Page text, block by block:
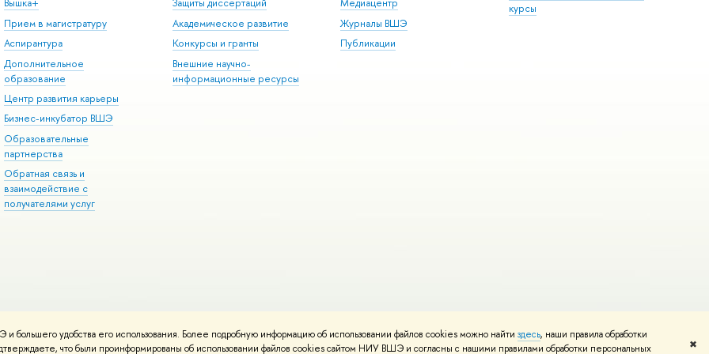
удобства его использования. Более подробную информацию об использовании файлов cookies можно найти здесь, наши правила обработки
что были проинформированы об использовании файлов cookies сайтом НИУ ВШЭ и согласны с нашими правилами обработки персональных ✖
Вышка+
Прием в магистратуру
Аспирантура
Дополнительное
образование
Центр развития карьеры
Бизнес-инкубатор ВШЭ
Образовательные
партнерства
Обратная связь и
взаимодействие с
получателями услуг
Защиты диссертаций
Академическое развитие
Конкурсы и гранты
Внешние научно-
информационные ресурсы
Медиацентр
Журналы ВШЭ
Публикации
курсы
Редактору
Условия использования материалов Политика конфиденциальности Карта сайта
вШколе дизайна НИУ ВШЭ